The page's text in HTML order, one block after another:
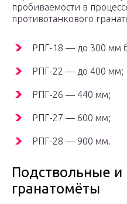
пробиваемости в
противотанкового
РПГ-18 — до 300 мм
РПГ-22 — до 400 мм;
РПГ-26 — 440 мм;
РПГ-27 — 600 мм;
РПГ-28 — 900 мм.
Подствольные и
гранатомёты